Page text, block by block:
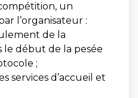
un
l’organisateur :
de la
le début de la pesée
;
services d’accueil et